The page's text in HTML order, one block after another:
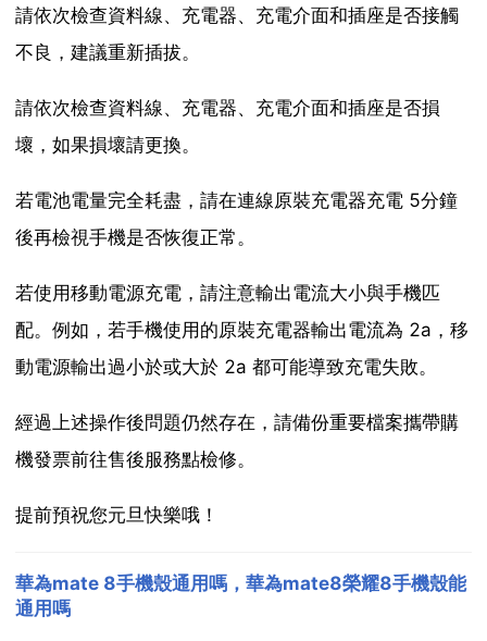
請依次檢查資料線、充電器、充電介面和插座是否接觸
不良，建議重新插拔。
請依次檢查資料線、充電器、充電介面和插座是否損
壞，如果損壞請更換。
若電池電量完全耗盡，請在連線原裝充電器充電 5分鐘
後再檢視手機是否恢復正常。
若使用移動電源充電，請注意輸出電流大小與手機匹
配。例如，若手機使用的原裝充電器輸出電流為 2a，移
動電源輸出過小於或大於 2a 都可能導致充電失敗。
經過上述操作後問題仍然存在，請備份重要檔案攜帶購
機發票前往售後服務點檢修。
提前預祝您元旦快樂哦！
華為mate 8手機殼通用嗎，華為mate8榮耀8手機殼能
通用嗎